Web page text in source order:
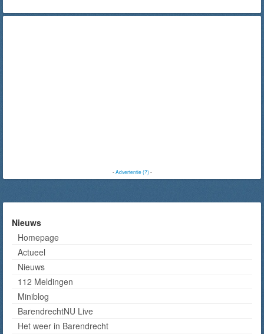
-Advertentie (?)-
Nieuws
Homepage
Actueel
Nieuws
112 Meldingen
Miniblog
BarendrechtNU Live
Het weer in Barendrecht